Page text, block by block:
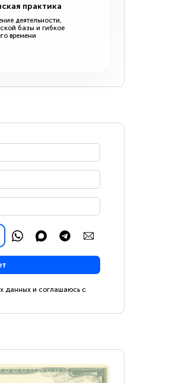
практика
деятельности,
базы и гибкое
времени
данных и соглашаюсь с